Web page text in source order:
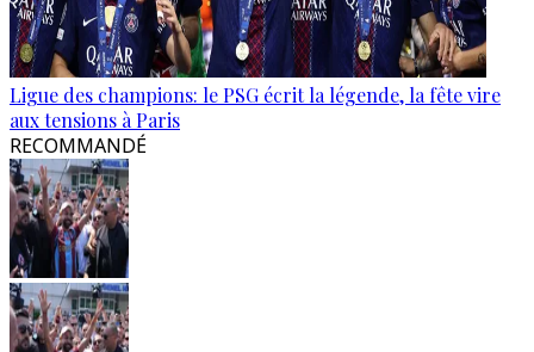
Ligue des champions: le PSG écrit la légende, la fête vire
aux tensions à Paris
RECOMMANDÉ